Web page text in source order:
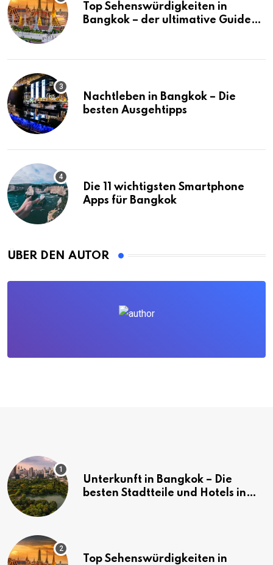
Top Sehenswürdigkeiten in
Bangkok – der ultimative Guide
Nachtleben in Bangkok – Die
besten Ausgehtipps
Die 11 wichtigsten Smartphone
Apps für Bangkok
ÜBER DEN AUTOR
Unterkunft in Bangkok – Die
besten Stadtteile und Hotels in
Top Sehenswürdigkeiten in